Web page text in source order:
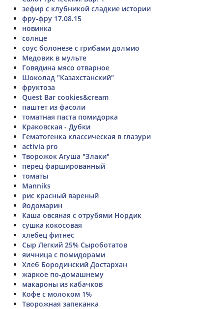
зефир с клубникой сладкие истории
фру-фру 17.08.15
новинка
солнце
соус болонезе с грибами долмио
Медовик в мульте
Говядина мясо отварное
Шоколад "Казахстанский"
фруктоза
Quest Bar cookies&cream
паштет из фасоли
томатная паста помидорка
Краковская - Дубки
Гематогенка классическая в глазури
activia pro
Творожок Агуша "Злаки"
перец фаршированный
томаты
Manniks
рис красный вареный
йодомарин
Каша овсяная с отрубями Нордик
сушка кокосовая
хлебец фитнес
Сыр Легкий 25% Сыроботатов
яичница с помидорами
Хлеб Бородинский Достархан
жаркое по-домашнему
макароны из кабачков
Кофе с молоком 1%
Творожная запеканка